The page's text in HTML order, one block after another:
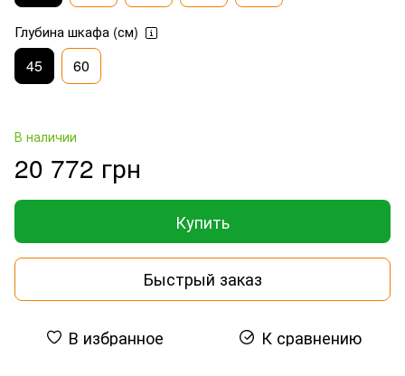
Глубина шкафа (см)
45 60
В наличии
20 772 грн
Купить
Быстрый заказ
В избранное К сравнению